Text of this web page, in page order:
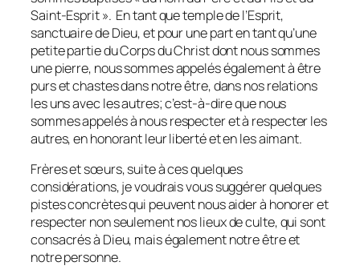
Saint-Esprit ». En tant que temple de l’Esprit,
sanctuaire de Dieu, et pour une part en tant qu’une
petite partie du Corps du Christ dont nous sommes
une pierre, nous sommes appelés également à être
purs et chastes dans notre être, dans nos relations
les uns avec les autres; c’est-à-dire que nous
sommes appelés à nous respecter et à respecter les
autres, en honorant leur liberté et en les aimant.
Frères et sœurs, suite à ces quelques
considérations, je voudrais vous suggérer quelques
pistes concrètes qui peuvent nous aider à honorer et
respecter non seulement nos lieux de culte, qui sont
consacrés à Dieu, mais également notre être et
notre personne.